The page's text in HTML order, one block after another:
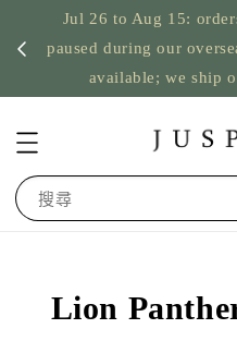
Jul 26 to Aug 15:
paused during our
available; we ship
搜尋
Lion